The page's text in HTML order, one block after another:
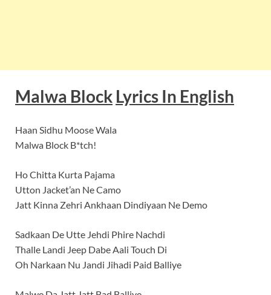
Malwa Block Lyrics In English
Haan Sidhu Moose Wala
Malwa Block B*tch!
Ho Chitta Kurta Pajama
Utton Jacket’an Ne Camo
Jatt Kinna Zehri Ankhaan Dindiyaan Ne Demo
Sadkaan De Utte Jehdi Phire Nachdi
Thalle Landi Jeep Dabe Aali Touch Di
Oh Narkaan Nu Jandi Jihadi Paid Balliye